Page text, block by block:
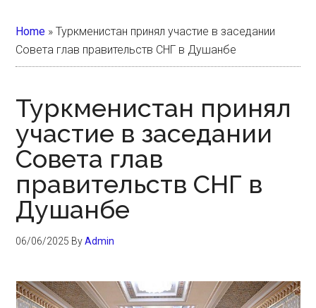
Home »Туркменистан принял участие в заседании
Совета глав правительств СНГ в Душанбе
Туркменистан принял
участие в заседании
Совета глав
правительств СНГ в
Душанбе
06/06/2025 ByAdmin